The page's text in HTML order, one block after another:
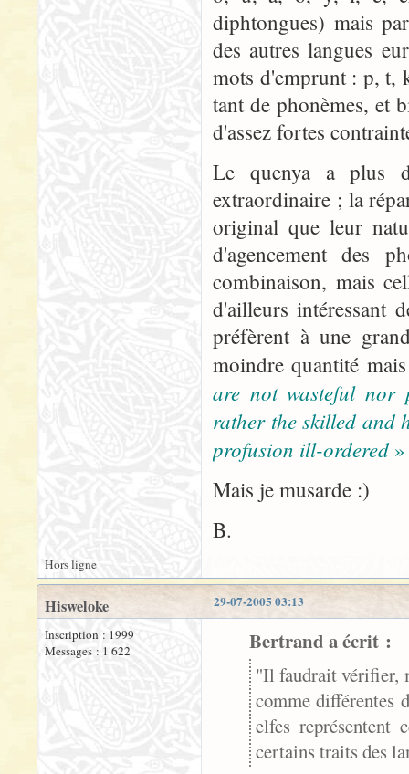
diphtongues) mais
des autres langues
mots d'emprunt : p, t,
tant de phonèmes, et
d'assez fortes
Le quenya a plus
extraordinaire ; la
original que leur
d'agencement des
combinaison, mais
d'ailleurs intéressant
préfèrent à une
moindre quantité
are not wasteful nor
rather the skilled and
profusion ill-ordered »
Mais je musarde :)
B.
Hors ligne
29-07-2005 03:13
Hisweloke
Inscription : 1999
Messages : 1 622
Bertrand a écrit :
"Il faudrait vérifier,
comme différentes
elfes représentent
certains traits des